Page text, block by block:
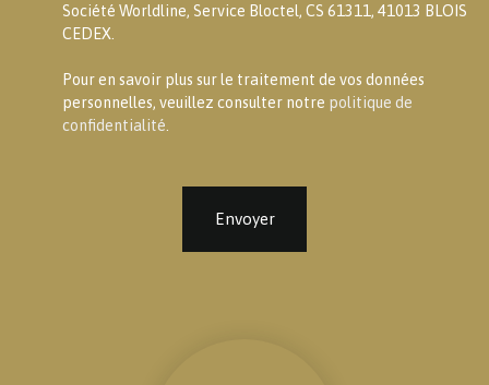
Société Worldline, Service Bloctel, CS 61311, 41013 BLOIS
CEDEX.
Pour en savoir plus sur le traitement de vos données
personnelles, veuillez consulter notre politique de
confidentialité
Envoyer